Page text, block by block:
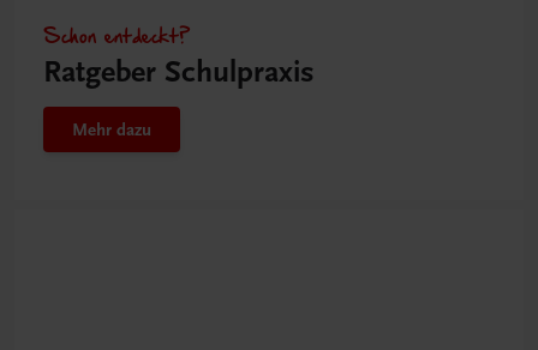
Schon entdeckt?
Ratgeber Schulpraxis
Mehr dazu